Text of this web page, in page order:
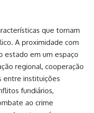
que tornam
A proximidade com
estado em um espaço
regional, cooperação
entre instituições
fundiários,
ao crime